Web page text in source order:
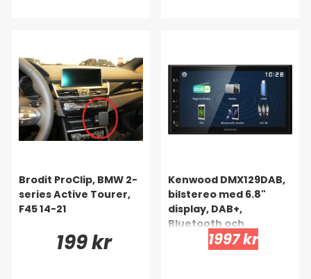
Brodit ProClip, BMW 2-
series Active Tourer,
F45 14-21
199 kr
Kenwood DMX129DAB,
bilstereo med 6.8"
display, DAB+,
Bluetooth och
USB/AUX1997 kr